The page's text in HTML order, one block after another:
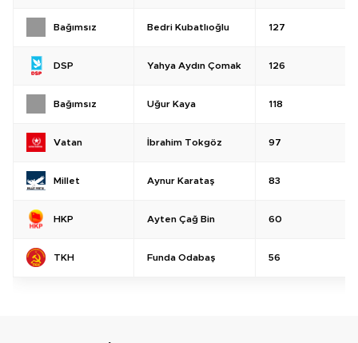
Bağımsız Bedri Kubatlıoğlu 127
DSP Yahya Aydın Çomak 126
Bağımsız Uğur Kaya 118
Vatan İbrahim Tokgöz 97
Millet Aynur Karataş 83
HKP Ayten Çağ Bin 60
TKH Funda Odabaş 56